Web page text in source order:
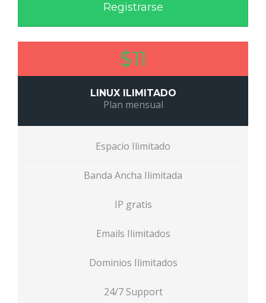
Registrarse
$11
LINUX ILIMITADO
Plan mensual
Espacio Ilimitado
Banda Ancha Ilimitada
IP gratis
Emails Ilimitados
Dominios Ilimitados
24/7 Support